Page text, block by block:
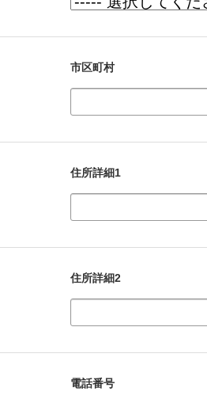
市区町村
住所詳細1
住所詳細2
電話番号